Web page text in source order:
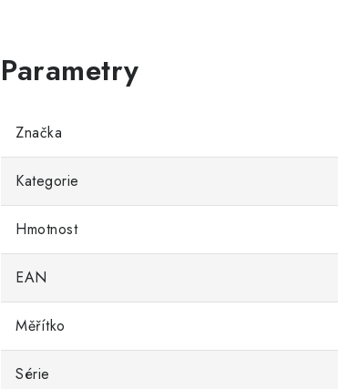
Značka
Kategorie
Hmotnost
EAN
Měřítko
Série